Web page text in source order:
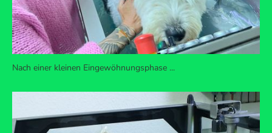
Nach einer kleinen Eingewöhnungsphase ...